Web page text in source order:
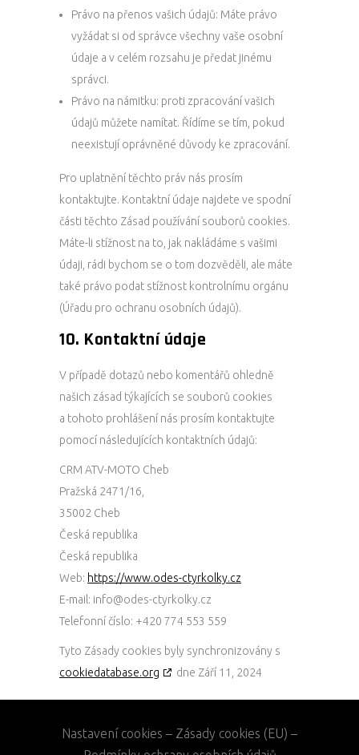
Právo na přenos vašich údajů: Máte právo
vyžádat si od správce všechny vaše osobní
údaje a v celém rozsahu je předat jinému
správci.
Právo na námitku: proti zpracování vašich
údajů můžete namítat. Řídíme se tím, pokud
neexistují oprávněné důvody ke zpracování.
Pro uplatnění těchto práv nás prosím
kontaktujte. Kontaktní údaje najdete ve spodní
části těchto Zásad používání souborů cookies.
Máte-li stížnost na to, jak nakládáme s vašimi
údaji, rádi bychom se o tom dozvěděli, ale máte
také právo podat stížnost kontrolnímu orgánu
(Úřadu pro ochranu osobních údajů).
10. Kontaktní údaje
V případě dotazů nebo komentářů ohledně
našich zásad týkajících se souborů cookies
a tohoto prohlášení nás prosím kontaktujte
pomocí následujících kontaktních údajů:
CRM ATV-MOTO Cheb
Pražská 2471/16,
35002 Cheb
Česká republika
Česká republika
Web: https://www.odes-ctyrkolky.cz
E-mail: info@odes-ctyrkolky.cz
Telefonní číslo: +420 774 553 559
Tyto Zásady cookies byly synchronizovány s
cookiedatabase.org
dne Září 11, 2024
Nastavení cookies – Zásady cookies (EU) –